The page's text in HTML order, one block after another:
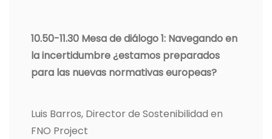
10.50-11.30 Mesa de diálogo 1: Navegando en
la incertidumbre ¿estamos preparados
para las nuevas normativas europeas?
Luis Barros, Director de Sostenibilidad en
FNO Project